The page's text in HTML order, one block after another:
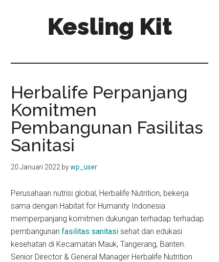
Kesling Kit
Herbalife Perpanjang
Komitmen
Pembangunan Fasilitas
Sanitasi
20 Januari 2022 bywp_user
Perusahaan nutrisi global, Herbalife Nutrition, bekerja
sama dengan Habitat for Humanity Indonesia
memperpanjang komitmen dukungan terhadap terhadap
pembangunanfasilitas sanitasisehat dan edukasi
kesehatan di Kecamatan Mauk, Tangerang, Banten.
Senior Director & General Manager Herbalife Nutrition